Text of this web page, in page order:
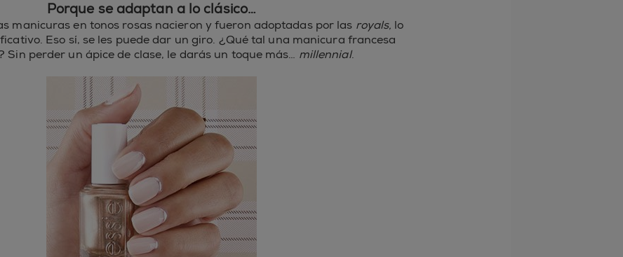
Porque se adaptan a lo clásico…
manicuras en tonos rosas nacieron y fueron adoptadas por las royals, lo
Eso sí, se les puede dar un giro. ¿Qué tal una manicura francesa
Sin perder un ápice de clase, le darás un toque más… millennial.